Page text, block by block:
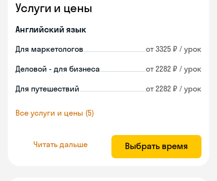
Услуги и цены
Английский язык
Для маркетологов от 3325 ₽ / урок
Деловой - для бизнеса от 2282 ₽ / урок
Для путешествий от 2282 ₽ / урок
Все услуги и цены (5)
Читать дальше Выбрать время